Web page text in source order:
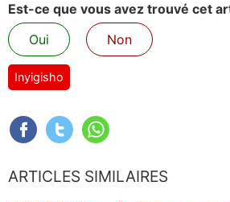
Est-ce que vous avez trouvé cet
Oui
Non
Inyigisho
ARTICLES SIMILAIRES